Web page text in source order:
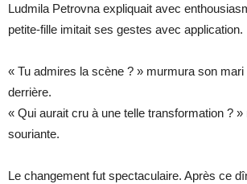
Ludmila Petrovna expliquait avec
petite-fille imitait ses gestes avec application.
« Tu admires la scène ? » murmura son mari
derrière.
« Qui aurait cru à une telle transformation ? »
souriante.
Le changement fut spectaculaire. Après ce